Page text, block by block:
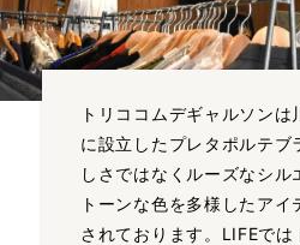
トリココムデギャルソン
に設立したプレタポルテブ
しさではなくルーズなシル
トーンな色を多様したア
されております。LIFEで